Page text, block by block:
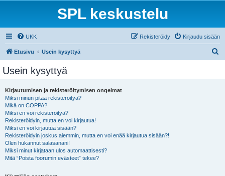
SPL keskustelu
UKK Kirjaudu sisään
Rekisteröidy
Etusivu Usein kysyttyä
Usein kysyttyä
Kirjautumisen ja rekisteröitymisen ongelmat
Miksi minun pitää rekisteröityä?
Mikä on COPPA?
Miksi en voi rekisteröityä?
Rekisteröidyin, mutta en voi kirjautua!
Miksi en voi kirjautua sisään?
Rekisteröidyin joskus aiemmin, mutta en voi enää kirjautua sisään?!
Olen hukannut salasanani!
Miksi minut kirjataan ulos automaattisesti?
Mitä “Poista foorumin evästeet” tekee?